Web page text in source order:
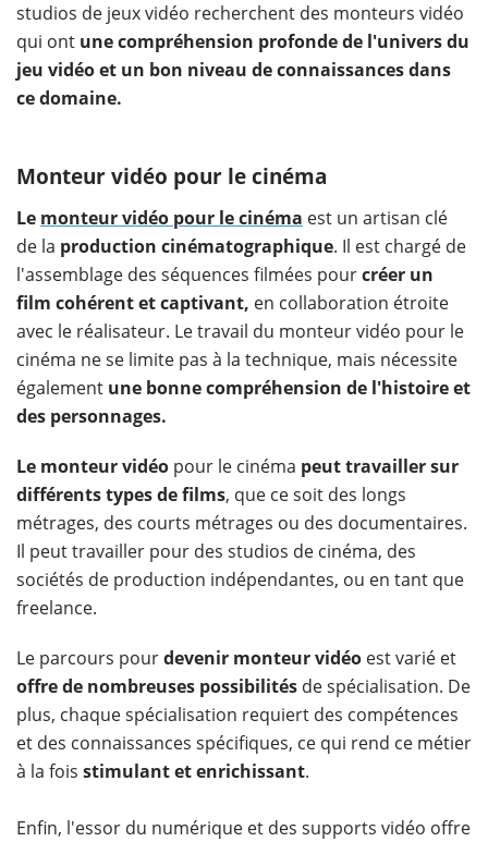
studios de jeux vidéo recherchent des monteurs vidéo
qui ont une compréhension profonde de l'univers du
jeu vidéo et un bon niveau de connaissances dans
ce domaine.
Monteur vidéo pour le cinéma
Le monteur vidéo pour le cinéma est un artisan clé
de la production cinématographique. Il est chargé de
l'assemblage des séquences filmées pourcréer un
film cohérent et captivant, en collaboration étroite
avec le réalisateur. Le travail du monteur vidéo pour le
cinéma ne se limite pas à la technique, mais nécessite
également une bonne compréhension de l'histoire et
des personnages.
Le monteur vidéo pour le cinéma peut travailler sur
différents types de films, que ce soit des longs
métrages, des courts métrages ou des documentaires.
Il peut travailler pour des studios de cinéma, des
sociétés de production indépendantes, ou en tant que
freelance.
Le parcours pourdevenir monteur vidéo est varié et
offre de nombreuses possibilités de spécialisation. De
plus, chaque spécialisation requiert des compétences
et des connaissances spécifiques, ce qui rend ce métier
à la fois stimulant et enrichissant.
Enfin, l'essor du numérique et des supports vidéo offre